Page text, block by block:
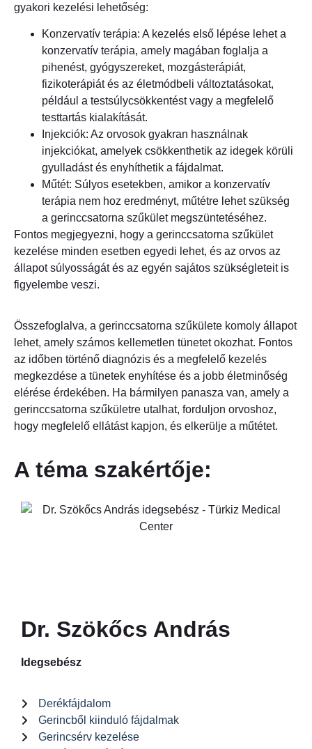
gyakori kezelési lehetőség:
Konzervatív terápia: A kezelés első lépése lehet a
konzervatív terápia, amely magában foglalja a
pihenést, gyógyszereket, mozgásterápiát,
fizikoterápiát és az életmódbeli változtatásokat,
például a testsúlycsökkentést vagy a megfelelő
testtartás kialakítását.
Injekciók: Az orvosok gyakran használnak
injekciókat, amelyek csökkenthetik az idegek körüli
gyulladást és enyhíthetik a fájdalmat.
Műtét: Súlyos esetekben, amikor a konzervatív
terápia nem hoz eredményt, műtétre lehet szükség
a gerinccsatorna szűkület megszüntetéséhez.
Fontos megjegyezni, hogy a gerinccsatorna szűkület
kezelése minden esetben egyedi lehet, és az orvos az
állapot súlyosságát és az egyén sajátos szükségleteit is
figyelembe veszi.
Összefoglalva, a gerinccsatorna szűkülete komoly állapot
lehet, amely számos kellemetlen tünetet okozhat. Fontos
az időben történő diagnózis és a megfelelő kezelés
megkezdése a tünetek enyhítése és a jobb életminőség
elérése érdekében. Ha bármilyen panasza van, amely a
gerinccsatorna szűkületre utalhat, forduljon orvoshoz,
hogy megfelelő ellátást kapjon, és elkerülje a műtétet.
A téma szakértője:
Dr. Szökőcs András
Idegsebész
Derékfájdalom
Gerincből kiinduló fájdalmak
Gerincsérv kezelése